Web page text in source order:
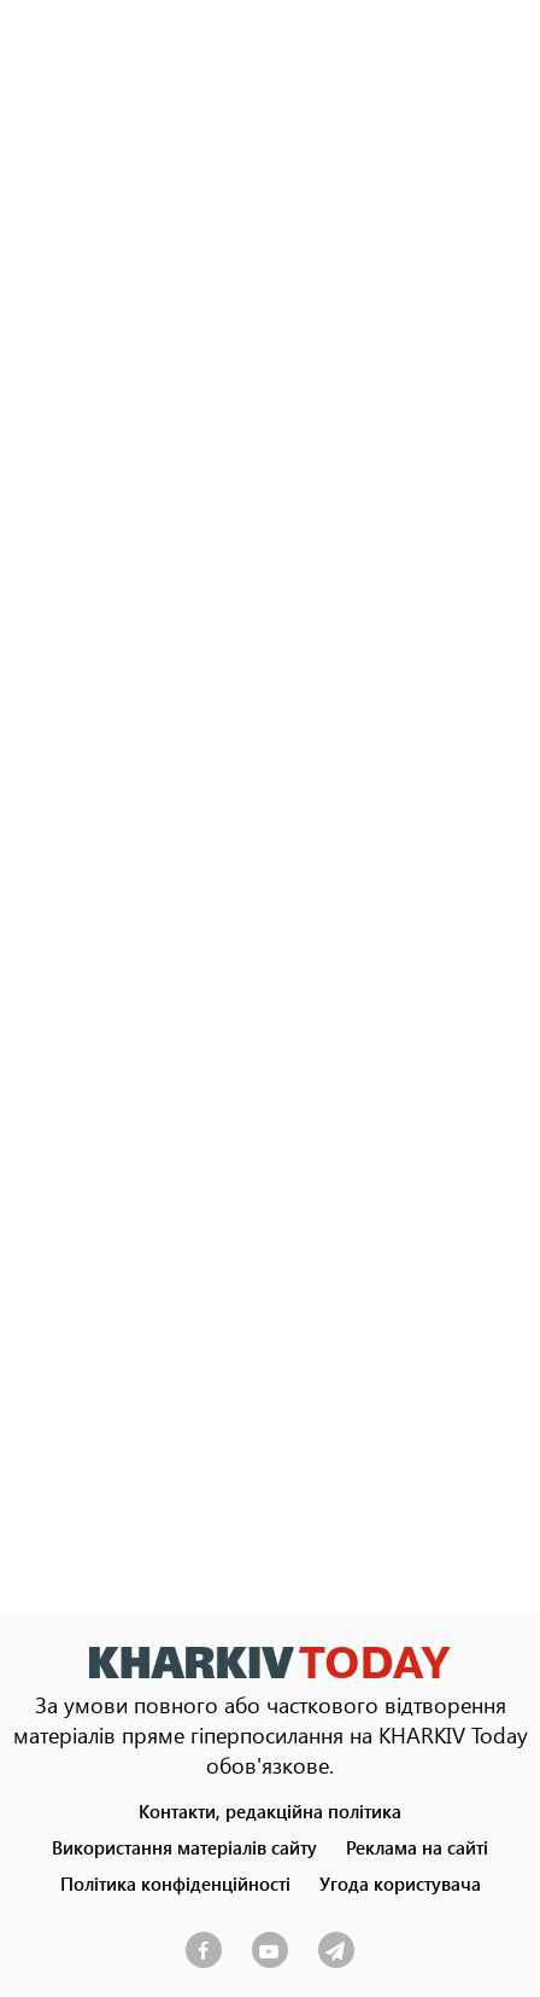
За умови повного або часткового відтворення
матеріалів пряме гіперпосилання на KHARKIV Today
обов'язкове.
menu
Контакти, редакційна політика
Використання матеріалів сайту
Реклама на сайті
Політика конфіденційності
Угода користувача